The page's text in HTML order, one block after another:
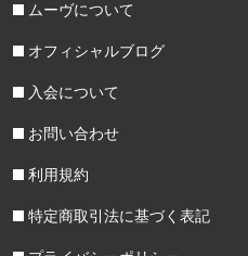
ムーヴについて
オフィシャルブログ
入会について
お問い合わせ
利用規約
特定商取引法に基づく表記